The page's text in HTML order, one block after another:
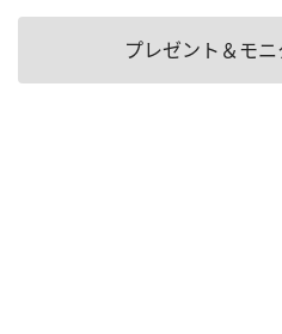
プレゼント＆モ